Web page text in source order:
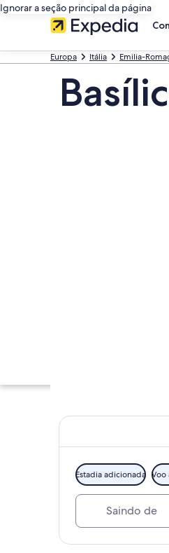
Ignorar a seção principal da página
Europa Itália Emilia-
Estadia adicionada Voo